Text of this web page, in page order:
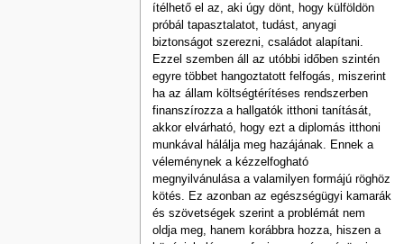
ítélhető el az, aki úgy dönt, hogy külföldön
próbál tapasztalatot, tudást, anyagi
biztonságot szerezni, családot alapítani.
Ezzel szemben áll az utóbbi időben szintén
egyre többet hangoztatott felfogás, miszerint
ha az állam költségtérítéses rendszerben
finanszírozza a hallgatók itthoni tanítását,
akkor elvárható, hogy ezt a diplomás itthoni
munkával hálálja meg hazájának. Ennek a
véleménynek a kézzelfogható
megnyilvánulása a valamilyen formájú röghöz
kötés. Ez azonban az egészségügyi kamarák
és szövetségek szerint a problémát nem
oldja meg, hanem korábbra hozza, hiszen a